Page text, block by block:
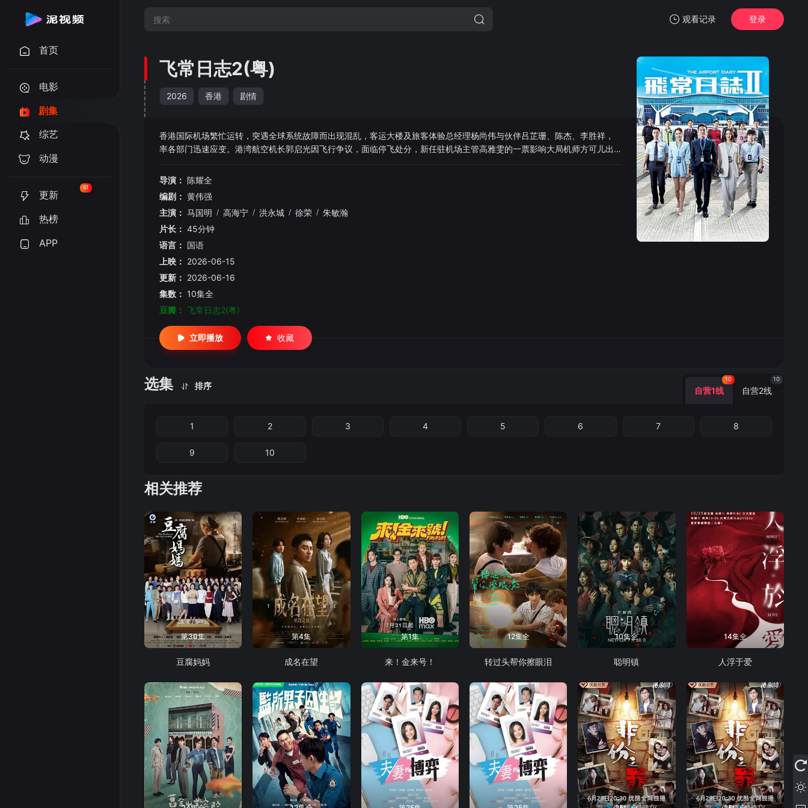
观看记录
暂无观看影片的记录
登录
首页
电影
剧集
综艺
动漫
更新
61
热榜
APP
飞常日志2(粤)
2026 香港 剧情
香港国际机场繁忙运转，突遇全球系统故障而出现混乱，客运大楼及旅客体验总经理杨尚伟与伙伴吕芷珊、陈杰、李胜祥，
率各部门迅速应变。港湾航空机长郭启光因飞行争议，面临停飞处分，新任驻机场主管高雅雯的一票影响大局机师方可儿出
场保安，转换跑道下命运交织众人于难关中砥砺前行，同迎机场发展新篇章！
导演： 陈耀全
编剧： 黄伟强
主演： 马国明 / 高海宁 / 洪永城 / 徐荣 / 朱敏瀚
片长： 45分钟
语言： 国语
上映： 2026-06-15
更新： 2026-06-16
集数： 10集全
豆瓣： 飞常日志2(粤)
立即播放 收藏
选集 排序 自营1线
10
自营2线
10
1 2 3 4 5 6 7 8
9 10
相关推荐
第30集
豆腐妈妈
第4集
成名在望
第1集
来！金来号！
12集全
转过头帮你擦眼泪
10集全
聪明镇
14集全
人浮于爱